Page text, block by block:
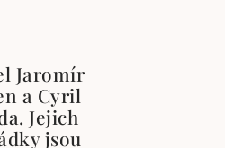
Jaromír
a Cyril
Jejich
jsou